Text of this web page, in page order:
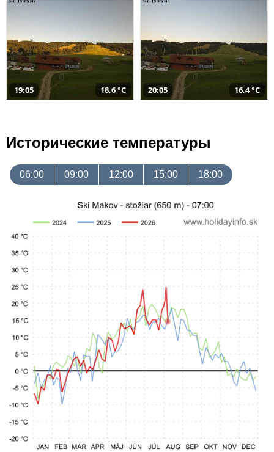
19:05 18,6 °C 20:05 16,4 °C
Исторические температуры
06:00 09:00 12:00 15:00 18:00